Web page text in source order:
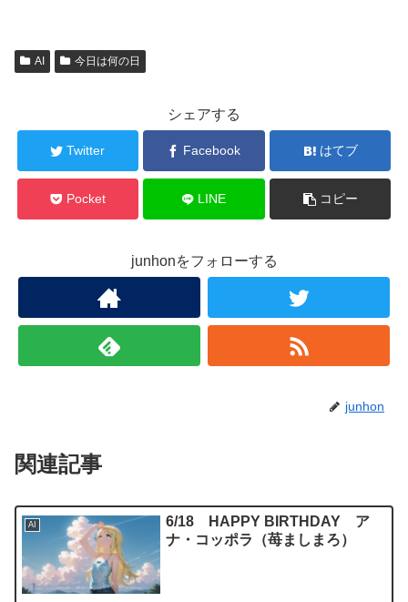
AI 今日は何の日
シェアする
Twitter Facebook はてブ
Pocket LINE コピー
junhonをフォローする
junhon
関連記事
AI
6/18 HAPPY BIRTHDAY ア
ナ・コッポラ（苺ましまろ）